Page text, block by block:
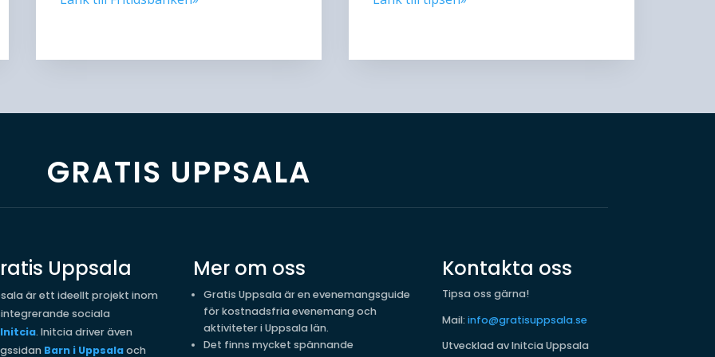
GRATIS UPPSALA
Uppsala
är ett ideellt projekt inom
sociala
Initcia. Initcia driver även
Barn i Uppsalaoch
Mer om oss
Gratis Uppsala är en evenemangsguide
för kostnadsfria evenemang och
aktiviteter i Uppsala län.
Det finns mycket spännande
Kontakta oss
Tipsa oss gärna!
Mail: info@gratisuppsala.se
Utvecklad av Initcia Uppsala